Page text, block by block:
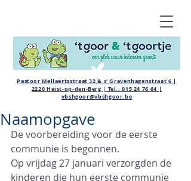
Pastoor Mellaertsstraat 32 & s' Gravenhagenstraat 6 |
2220 Heist-op-den-Berg | Tel.:015 24 76 64 |
vbshgoor@vbshgoor.be
Naamopgave
De voorbereiding voor de eerste
communie is begonnen.
Op vrijdag 27 januari verzorgden de
kinderen die hun eerste communie